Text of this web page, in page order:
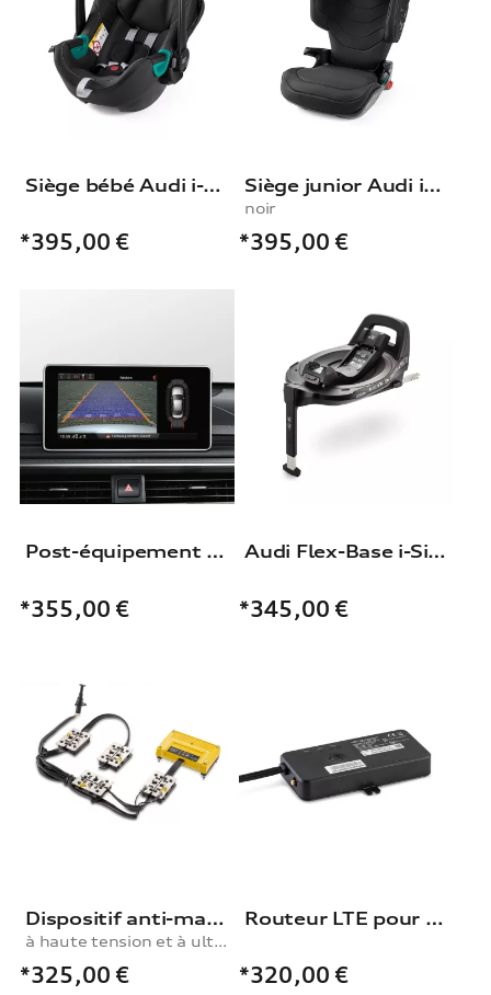
Siège bébé Audi i-Size
*395,00 €
Siège junior Audi i-Size, noir
noir
*395,00 €
Post-équipement caméra de recul
*355,00 €
Audi Flex-Base i-Size
*345,00 €
Dispositif anti-martre
à haute tension et à ultrasons
*325,00 €
Routeur LTE pour dashcam Audi (Universal Traffic Recorder 2.0)
*320,00 €